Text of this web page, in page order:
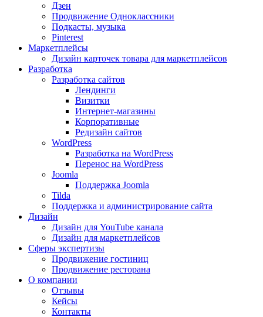
Дзен
Продвижение Одноклассники
Подкасты, музыка
Pinterest
Маркетплейсы
Дизайн карточек товара для маркетплейсов
Разработка
Разработка сайтов
Лендинги
Визитки
Интернет-магазины
Корпоративные
Редизайн сайтов
WordPress
Разработка на WordPress
Перенос на WordPress
Joomla
Поддержка Joomla
Tilda
Поддержка и администрирование сайта
Дизайн
Дизайн для YouTube канала
Дизайн для маркетплейсов
Сферы экспертизы
Продвижение гостиниц
Продвижение ресторана
О компании
Отзывы
Кейсы
Контакты